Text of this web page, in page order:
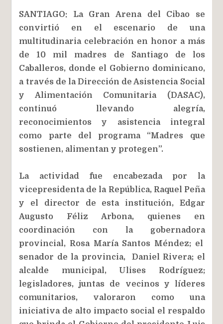
SANTIAGO: La Gran Arena del Cibao se
convirtió en el escenario de una
multitudinaria celebración en honor a más
de 10 mil madres de Santiago de los
Caballeros, donde el Gobierno dominicano,
a través de la Dirección de Asistencia Social
y Alimentación Comunitaria (DASAC),
continuó llevando alegría,
reconocimientos y asistencia integral
como parte del programa “Madres que
sostienen, alimentan y protegen”.
La actividad fue encabezada por la
vicepresidenta de la República, Raquel Peña
y el director de esta institución, Edgar
Augusto Féliz Arbona, quienes en
coordinación con la gobernadora
provincial, Rosa María Santos Méndez; el
senador de la provincia, Daniel Rivera; el
alcalde municipal, Ulises Rodríguez;
legisladores, juntas de vecinos y líderes
comunitarios, valoraron como una
iniciativa de alto impacto social el respaldo